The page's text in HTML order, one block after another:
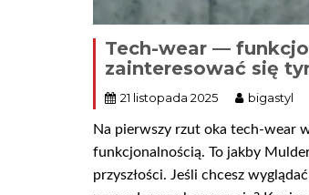
Tech-wear —
zainteresować się
21 listopada 2025 bigastyl
Na pierwszy rzut oka tech-wear
funkcjonalnością. To jakby
przyszłości. Jeśli chcesz